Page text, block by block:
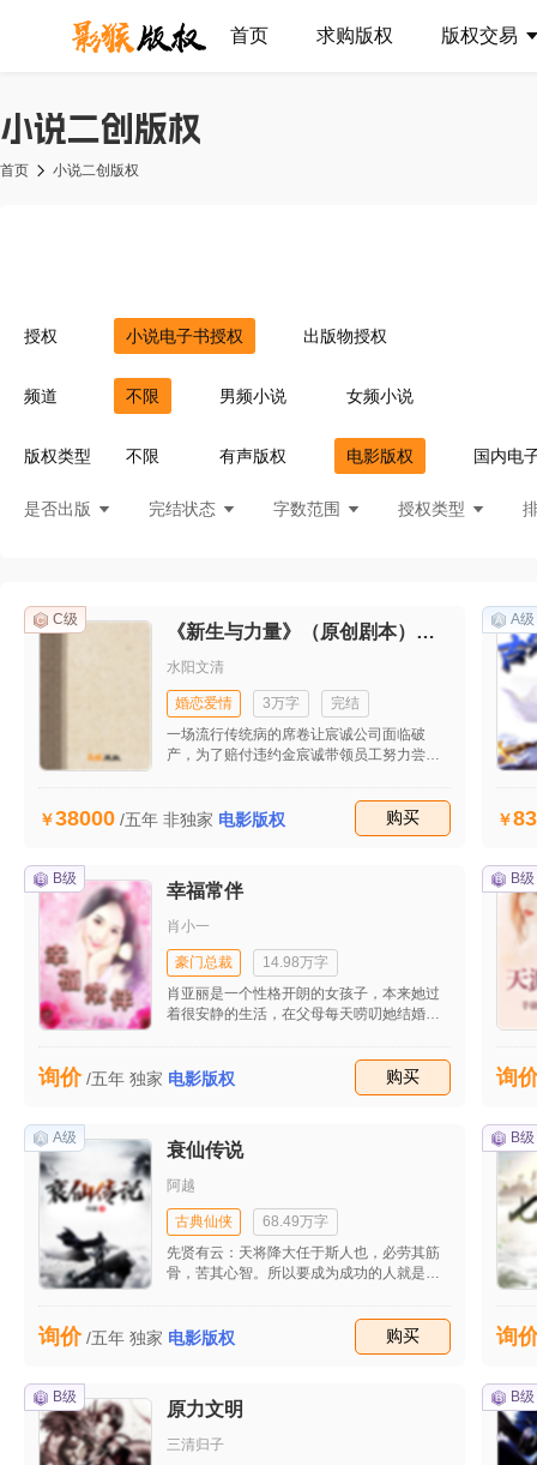
首页 求购版权 版权交易
小说二创版权
首页 小说二创版权
授权 小说电子书授权 出版物授权
频道 不限 男频小说 女频小说
版权类型 不限 有声版权 电影版权 国内电
是否出版 完结状态 字数范围 授权类型
C级
《新生与力量》（原创剧本）（首发）
水阳文清
婚恋爱情 3万字
完结
一场流行传统病的席卷让宸诚公司面临破
产，为了赔付违约金宸诚带领员工努力尝试
到自流行病发生后的第一个大单子，让公司
起死回生。妻子田雯发现他的婚外情后坚决
患病并没有打垮她，也逐渐揭开她的原生家
庭关系，同时也收获了美好的爱情。
38000 /五年 非独家 电影版权 购买
A级
B级
幸福常伴
肖小一
豪门总裁
14.98万字
肖亚丽是一个性格开朗的女孩子，本来她过
着很安静的生活，在父母每天唠叨她结婚的
业，可是她爱上他却不是因为他的钱，而是
她心底的某根弦被触动了，在和李晴天接触
婚姻殿堂里面，在婚后的一个月里面，肖亚
丽真正的体会到了什么是幸福，可是她万万
没有想到，噩梦已经向她伸出了魔爪。 再一
次偶然的机会，肖亚丽得知李晴天最爱的人
并不是他，选择和她结婚只不是想要扶贫他
内心的伤痕而已，虽然知道这个消息后肖亚
丽的心中感觉到了一丝丝酸楚，不过她始终
都在努力让李晴天能够爱上她。 在李家的生
分的好。在得知到自己怀孕之后，她高兴的
几乎忘乎所以，不过这一切被突然出现的李
李晴天讲这一切都赖在了肖亚丽的身上，而
且这个时候肖亚丽的母亲也因病住进了医
院，最后她祈求李晴天将母亲送到了美国的
询价 /五年 独家 电影版权 购买
B级
询
A级
衰仙传说
阿越
古典仙侠
68.49万字
先贤有云：天将降大任于斯人也，必劳其筋
骨，苦其心智。所以要成为成功的人就是要
是世上最衰的人。而且人家还能衰到成仙，
衰到惊天动地，所有人衰也衰不过小豆子。
的衰，而笑的直打滚。
询价 /五年 独家 电影版权 购买
B级
询
B级
原力文明
三清归子
B级